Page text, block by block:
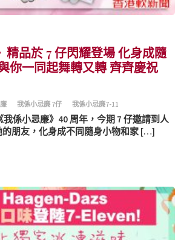
精品於 7 仔閃耀登場 化身成隨
你一同起舞轉又轉 齊齊慶祝
我係小忌廉 7仔 我係小忌廉7-11
係小忌廉》40 周年，今期 7 仔邀請到人
朋友，化身成不同隨身小物和家 […]